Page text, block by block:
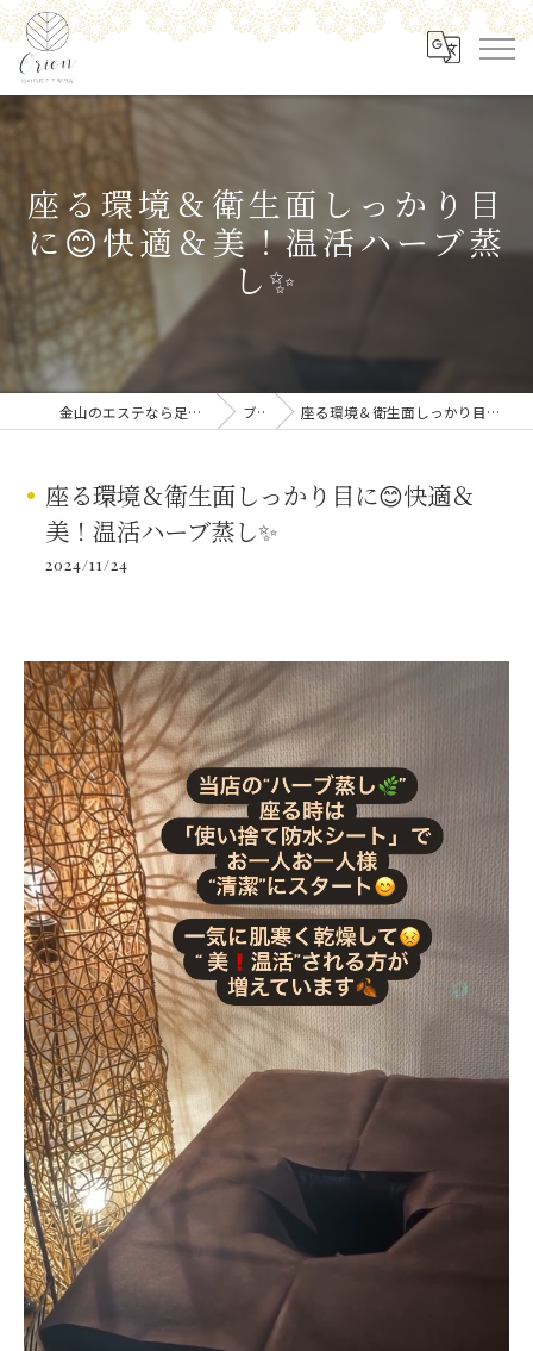
座る環境＆衛生面しっかり目
に😊快適＆美！温活ハーブ蒸
し✨
金山のエステなら足の角質ケア専門店 Orion ブログ 座る環境＆衛生面しっかり目に😊快適＆美！温活ハーブ蒸し✨
座る環境＆衛生面しっかり目に😊快適＆
美！温活ハーブ蒸し✨
2024/11/24